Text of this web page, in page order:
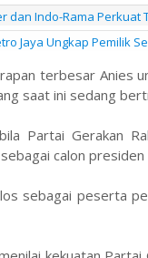
dan Indo-Rama Perkuat
Jaya Ungkap Pemilik
terbesar Anies
saat ini sedang
Partai Gerakan
calon
sebagai peserta